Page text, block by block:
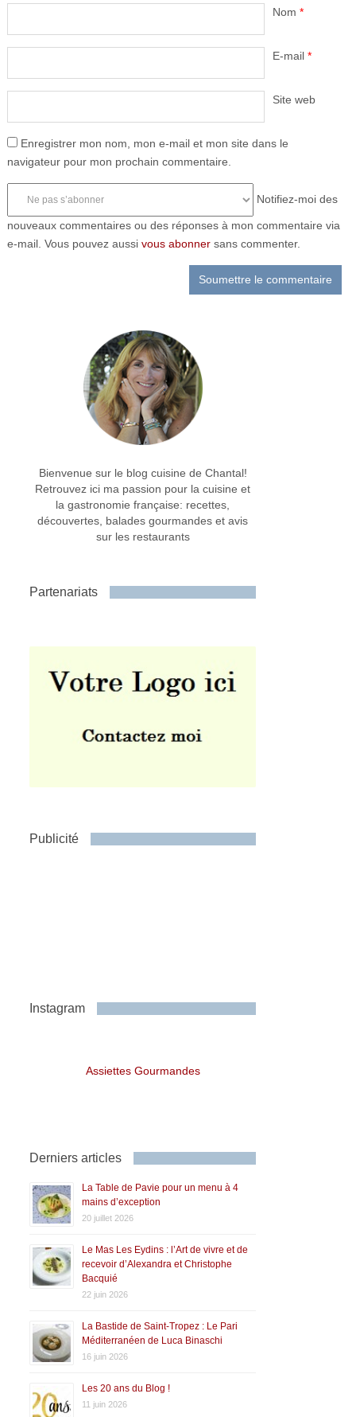
Nom *
E-mail *
Site web
Enregistrer mon nom, mon e-mail et mon site dans le
navigateur pour mon prochain commentaire.
Notifiez-moi des
nouveaux commentaires ou des réponses à mon commentaire via
e-mail. Vous pouvez aussi vous abonnersans commenter.
Bienvenue sur le blog cuisine de Chantal!
Retrouvez ici ma passion pour la cuisine et
la gastronomie française: recettes,
découvertes, balades gourmandes et avis
sur les restaurants
Partenariats
Publicité
Instagram
Assiettes Gourmandes
Derniers articles
La Table de Pavie pour un menu à 4
mains d’exception
20 juillet 2026
Le Mas Les Eydins : l’Art de vivre et de
recevoir d’Alexandra et Christophe
Bacquié
22 juin 2026
La Bastide de Saint-Tropez : Le Pari
Méditerranéen de Luca Binaschi
16 juin 2026
Les 20 ans du Blog !
11 juin 2026